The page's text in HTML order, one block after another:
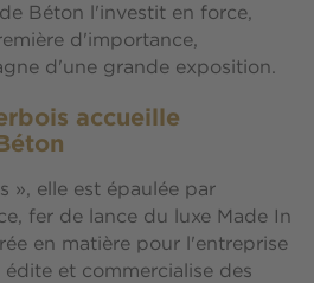
Béton l'investit en force,
d'importance,
d'une grande exposition.
accueille
», elle est épaulée par
fer de lance du luxe Made In
en matière pour l'entreprise
et commercialise des